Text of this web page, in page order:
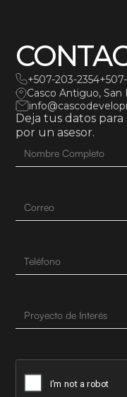
+507-203-2354
Casco Antiguo, San
Deja tus datos
por un asesor.